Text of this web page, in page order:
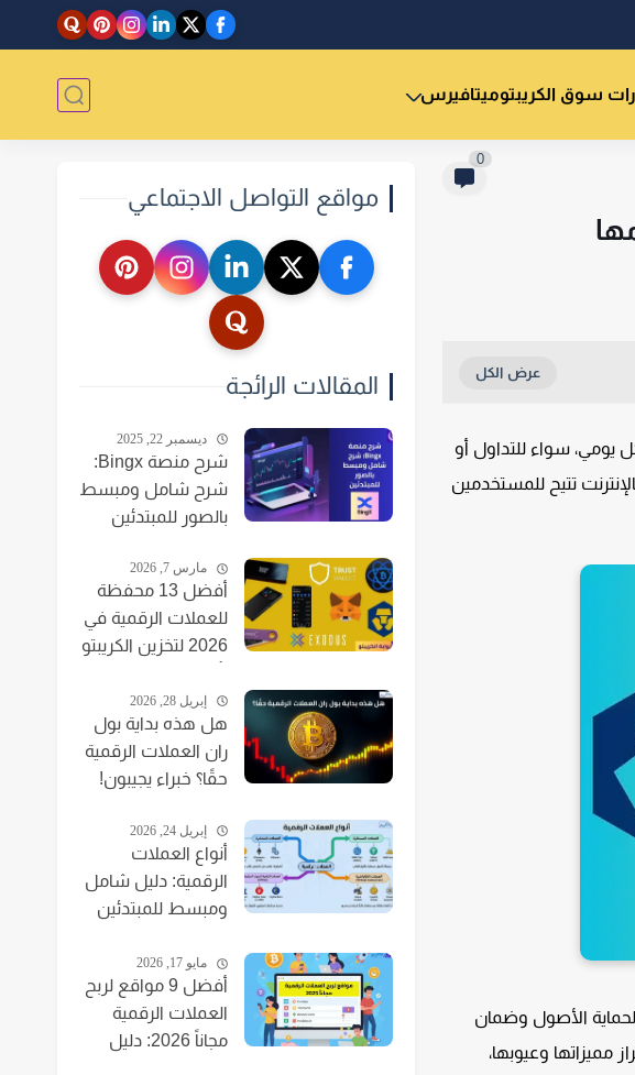
سوق الكريبتوميتافيرس
0
سواء للتداول أو
تتيح للمستخدمين
الأصول وضمان
سنستعرض أفضل 10 محافظ العملات الرقمية الساخنة في 2025، مع إبراز مميزاتها وعيوبها،
مواقع التواصل الاجتماعي
المقالات الرائجة
ديسمبر 22, 2025
شرح منصة Bingx:
شرح شامل ومبسط
بالصور للمبتدئين
مارس 7, 2026
أفضل 13 محفظة
للعملات الرقمية في
2026 لتخزين الكريبتو
إبريل 28, 2026
هل هذه بداية بول
ران العملات الرقمية
حقًا؟ خبراء يجيبون!
إبريل 24, 2026
أنواع العملات
الرقمية: دليل شامل
ومبسط للمبتدئين
مايو 17, 2026
أفضل 9 مواقع لربح
العملات الرقمية
مجاناً 2026: دليل